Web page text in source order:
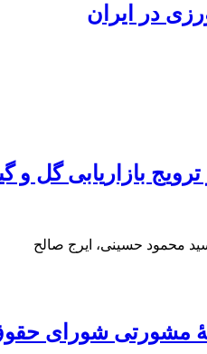
در ایران
بازاریابی گل و
محمود حسینی، ایرج صالح
مشورتی شورای